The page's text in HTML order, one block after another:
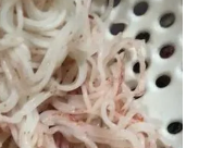
cấp ngày 24.3.2020
Thanh Niên. Cấm sao
sự chấp thuận bằng văn